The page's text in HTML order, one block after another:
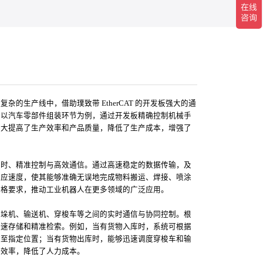
杂的生产线中，借助璞致带 EtherCAT 的开发板强大的通
汽车零部件组装环节为例，通过开发板精确控制机械手
提高了生产效率和产品质量，降低了生产成本，增强了
、精准控制与高效通信。通过高速稳定的数据传输，及
速度，使其能够准确无误地完成物料搬运、焊接、喷涂
要求，推动工业机器人在更多领域的广泛应用。
机、输送机、穿梭车等之间的实时通信与协同控制。根
存储和精准检索。例如，当有货物入库时，系统可根据
指定位置；当有货物出库时，能够迅速调度穿梭车和输
率，降低了人力成本。